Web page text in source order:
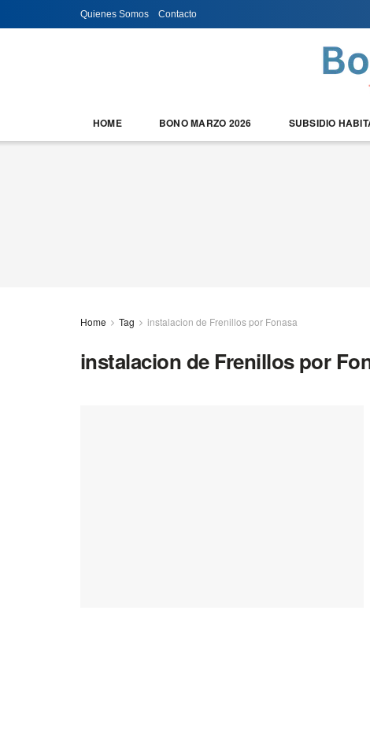
Quienes Somos Contacto
HOME BONO MARZO 2026 SUBSIDIO
Home Tag instalacion de Frenillos por Fonasa
instalacion de Frenillos por